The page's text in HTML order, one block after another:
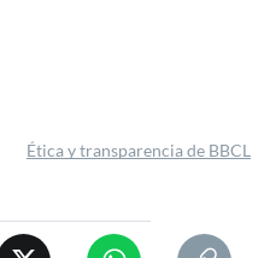
Ética y transparencia de BBCL